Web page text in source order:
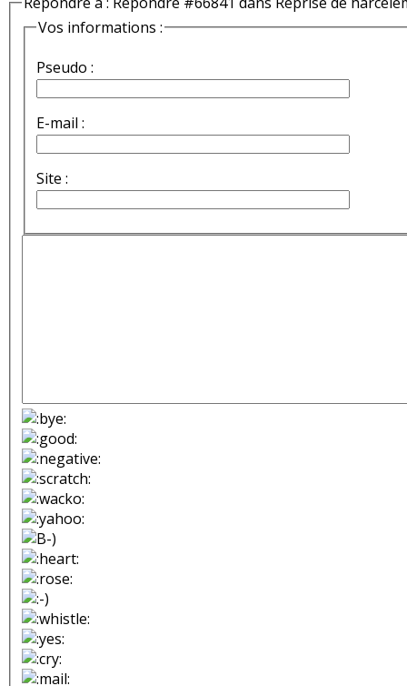
Vos informations :
Pseudo :
E-mail :
Site :